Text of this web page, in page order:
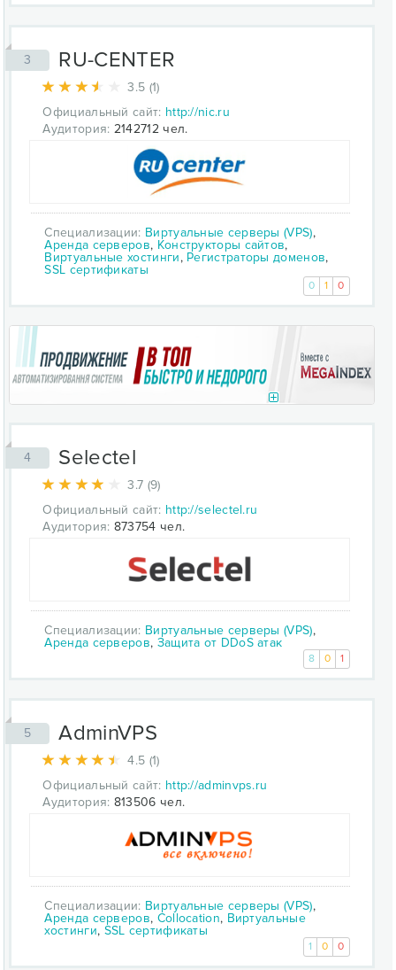
3 RU-CENTER
3.5 (1)
Официальный сайт: http://nic.ru
Аудитория: 2142712 чел.
Специализации: Виртуальные серверы (VPS),
Аренда серверов, Конструкторы сайтов,
Виртуальные хостинги, Регистраторы доменов,
SSL сертификаты
0 1 0
4 Selectel
3.7 (9)
Официальный сайт: http://selectel.ru
Аудитория: 873754 чел.
Специализации: Виртуальные серверы (VPS),
Аренда серверов, Защита от DDoS атак
8 0 1
5 AdminVPS
4.5 (1)
Официальный сайт: http://adminvps.ru
Аудитория: 813506 чел.
Специализации: Виртуальные серверы (VPS),
Аренда серверов, Collocation, Виртуальные
хостинги, SSL сертификаты
1 0 0